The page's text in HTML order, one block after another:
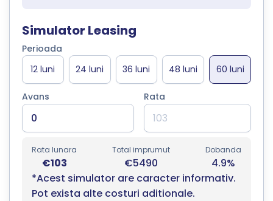
Simulator Leasing
Perioada
Avans Rata
Rata lunara
€103
Total imprumut
€5490
Dobanda
4.9%
*Acest simulator are caracter informativ.
Pot exista alte costuri aditionale.